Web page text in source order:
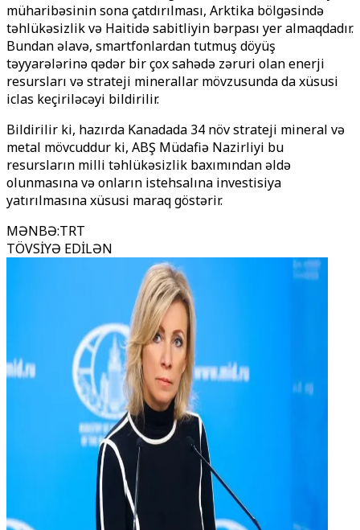
müharibəsinin sona çatdırılması, Arktika bölgəsində
təhlükəsizlik və Haitidə sabitliyin bərpası yer almaqdadır.
Bundan əlavə, smartfonlardan tutmuş döyüş
təyyarələrinə qədər bir çox sahədə zəruri olan enerji
resursları və strateji minerallar mövzusunda da xüsusi
iclas keçiriləcəyi bildirilir.
Bildirilir ki, hazırda Kanadada 34 növ strateji mineral və
metal mövcuddur ki, ABŞ Müdafiə Nazirliyi bu
resursların milli təhlükəsizlik baxımından əldə
olunmasına və onların istehsalına investisiya
yatırılmasına xüsusi maraq göstərir.
MƏNBƏ:TRT
TÖVSİYƏ EDİLƏN